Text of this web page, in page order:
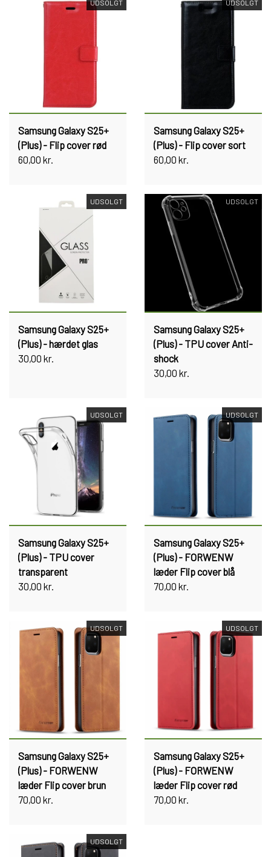
UDSOLGT
Samsung Galaxy S25+
(Plus) - Flip cover rød
60,00 kr.
UDSOLGT
Samsung Galaxy S25+
(Plus) - Flip cover sort
60,00 kr.
UDSOLGT
Samsung Galaxy S25+
(Plus) - hærdet glas
30,00 kr.
UDSOLGT
Samsung Galaxy S25+
(Plus) - TPU cover Anti-
shock
30,00 kr.
UDSOLGT
Samsung Galaxy S25+
(Plus) - TPU cover
transparent
30,00 kr.
UDSOLGT
Samsung Galaxy S25+
(Plus) - FORWENW
læder Flip cover blå
70,00 kr.
UDSOLGT
Samsung Galaxy S25+
(Plus) - FORWENW
læder Flip cover brun
70,00 kr.
UDSOLGT
Samsung Galaxy S25+
(Plus) - FORWENW
læder Flip cover rød
70,00 kr.
UDSOLGT